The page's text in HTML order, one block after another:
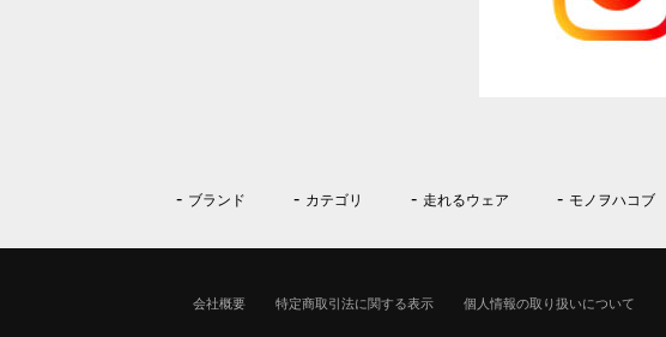
ブランド カテゴリ 走れるウェア モノヲハコブ
会社概要 特定商取引法に関する表示 個人情報の取り扱いについて